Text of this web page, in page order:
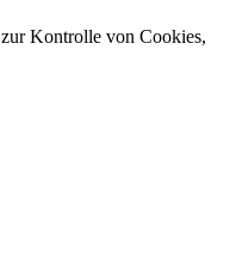
Kontrolle von Cookies,